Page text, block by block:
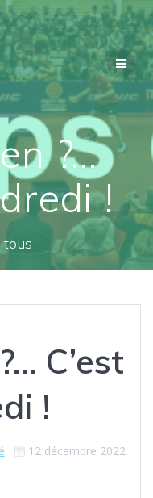
?…
!
C’est
!
12 décembre 2022